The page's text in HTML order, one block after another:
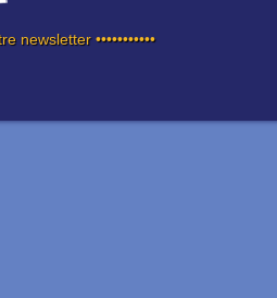
newsletter •••••••••••